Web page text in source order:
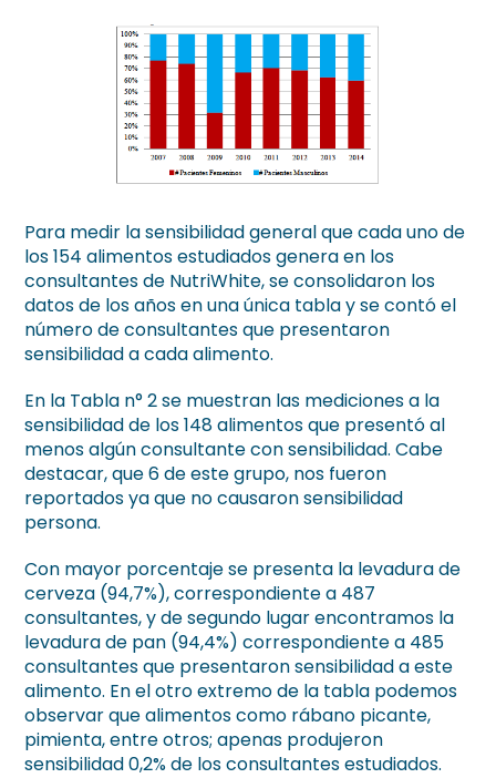
Para medir la sensibilidad general que cada uno de
los 154 alimentos estudiados genera en los
consultantes de NutriWhite, se consolidaron los
datos de los años en una única tabla y se contó el
número de consultantes que presentaron
sensibilidad a cada alimento.
En la Tabla n° 2 se muestran las mediciones a la
sensibilidad de los 148 alimentos que presentó al
menos algún consultante con sensibilidad. Cabe
destacar, que 6 de este grupo, nos fueron
reportados ya que no causaron sensibilidad
persona.
Con mayor porcentaje se presenta la levadura de
cerveza (94,7%), correspondiente a 487
consultantes, y de segundo lugar encontramos la
levadura de pan (94,4%) correspondiente a 485
consultantes que presentaron sensibilidad a este
alimento. En el otro extremo de la tabla podemos
observar que alimentos como rábano picante,
pimienta, entre otros; apenas produjeron
sensibilidad 0,2% de los consultantes estudiados.